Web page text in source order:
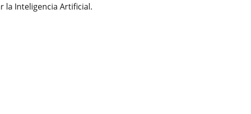
la Inteligencia Artificial.